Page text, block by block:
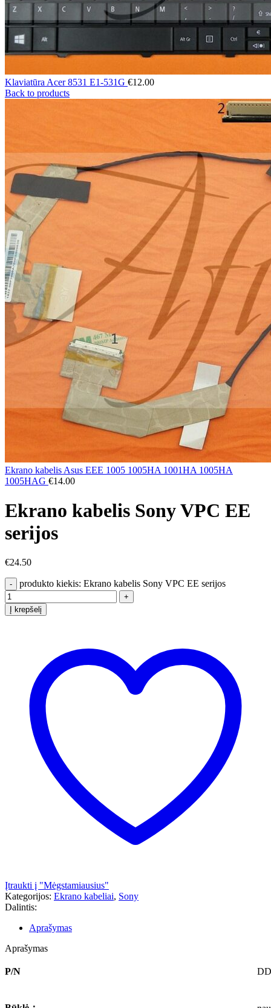
Klaviatūra Acer 8531 E1-531G €12.00
Back to products
Ekrano kabelis Asus EEE 1005 1005HA 1001HA 1005HA
1005HAG €14.00
Ekrano kabelis Sony VPC EE
serijos
€24.50
produkto kiekis: Ekrano kabelis Sony VPC EE serijos
Į krepšelį
Įtraukti į "Mėgstamiausius"
Kategorijos: Ekrano kabeliai, Sony
Dalintis:
Aprašymas
Aprašymas
P/N